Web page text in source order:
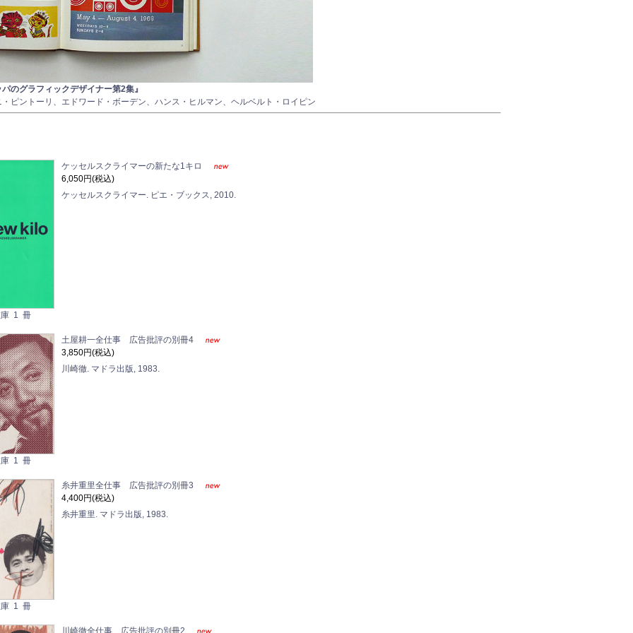
のグラフィックデザイナー第2集』
ピントーリ、エドワード・ボーデン、ハンス・ヒルマン、ヘルベルト・ロイピン
1 冊
ケッセルスクライマーの新たな1キロ
6,050円(税込)
ケッセルスクライマー. ピエ・ブックス, 2010.
1 冊
土屋耕一全仕事 広告批評の別冊4
3,850円(税込)
川崎徹. マドラ出版, 1983.
1 冊
糸井重里全仕事 広告批評の別冊3
4,400円(税込)
糸井重里. マドラ出版, 1983.
川崎徹全仕事 広告批評の別冊2